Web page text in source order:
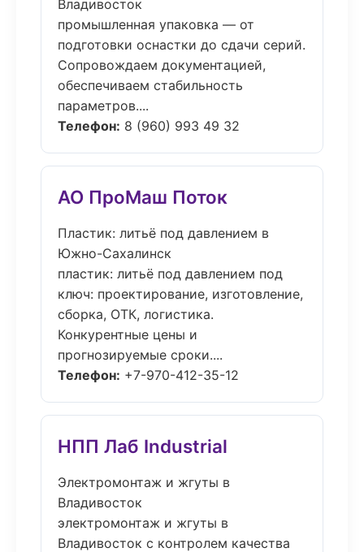
Владивосток
промышленная упаковка — от
подготовки оснастки до сдачи серий.
Сопровождаем документацией,
обеспечиваем стабильность
параметров....
Телефон: 8 (960) 993 49 32
АО ПроМаш Поток
Пластик: литьё под давлением в
Южно-Сахалинск
пластик: литьё под давлением под
ключ: проектирование, изготовление,
сборка, ОТК, логистика.
Конкурентные цены и
прогнозируемые сроки....
Телефон: +7-970-412-35-12
НПП Лаб Industrial
Электромонтаж и жгуты в
Владивосток
электромонтаж и жгуты в
Владивосток с контролем качества